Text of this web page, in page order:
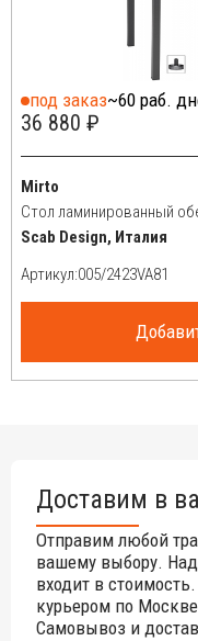
под заказ~60 раб.
36 880 ₽
Mirto
Стол ламинированный
Scab Design, Италия
Артикул:
Доставим в
Отправим любой
вашему выбору.
входит в
курьером по
Самовывоз и